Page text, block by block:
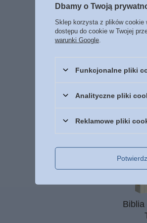
rodzaju
bardzo
które
Biblia
Dbamy o Twoją
Sklep korzysta z plików cookie
dostępu do cookie w Twojej
warunki Google
Funkcjonalne pliki
Analityczne pliki
Reklamowe pliki